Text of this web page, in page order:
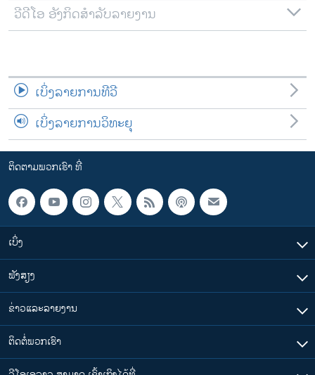
ວີດີໂອ ອັງກິດສຳລັບລາຍງານ
ເບິ່ງລາຍການທີວີ
ເບິ່ງລາຍການວິທະຍຸ
ຕິດຕາມພວກເຮົາ ທີ່
ເບິ່ງ
ຟັງສຽງ
ຂ່າວແລະລາຍງານ
ຕິດຕໍ່ພວກເຮົາ